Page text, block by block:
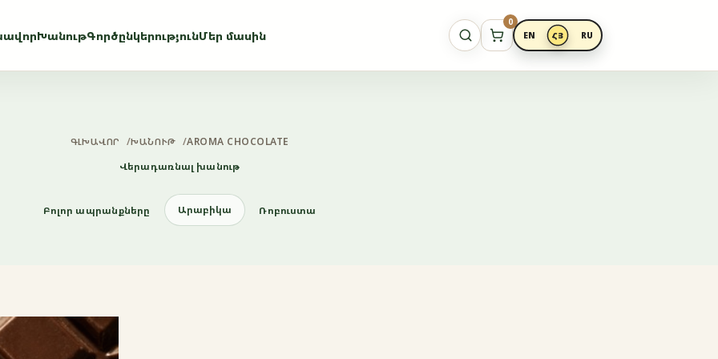
0
EN
ՀՅ RU
ԽանութԳործընկերությունՄեր մասին
ԳԼԽԱՎՈՐ /ԽԱՆՈՒԹ /AROMA CHOCOLATE
Վերադառնալ խանութ
Բոլոր ապրանքները Արաբիկա Ռոբուստա